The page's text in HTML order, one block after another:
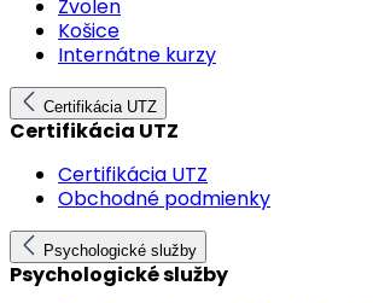
Zvolen
Košice
Internátne kurzy
Certifikácia UTZ
Certifikácia UTZ
Certifikácia UTZ
Obchodné podmienky
Psychologické služby
Psychologické služby